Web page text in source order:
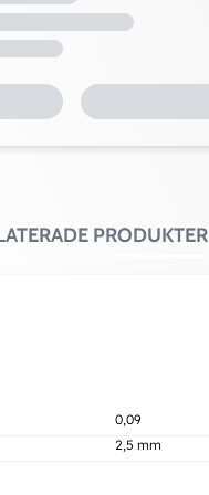
PRODUKTER
0,09
2,5 mm